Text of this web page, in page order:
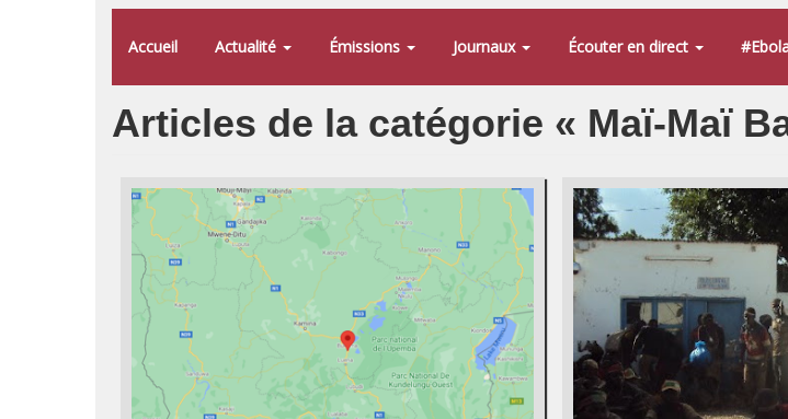
Accueil Actualité Émissions Journaux Écouter en direct
Articles de la catégorie « Maï-Maï